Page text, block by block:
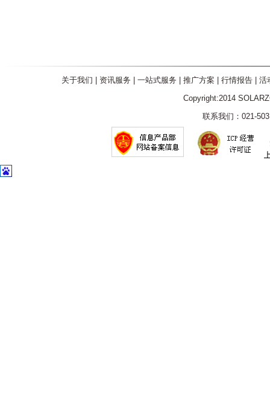
关于我们 资讯服务 一站式服务 推广方案 行情报告| 活
Copyright:2014
联系我们：021-